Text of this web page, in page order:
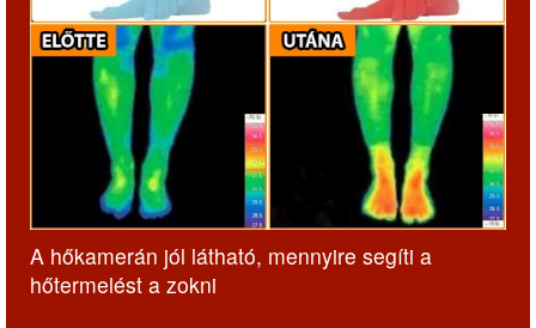
A hőkamerán jól látható, mennyire segíti a
hőtermelést a zokni